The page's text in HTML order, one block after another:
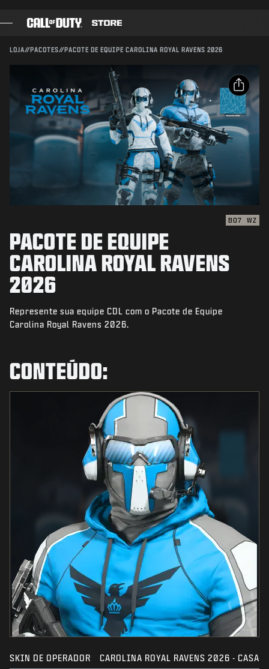
PASSE DE BATALHA
BLACKCELL
PONTOS COD
JOGOS
NOTÍCIAS
ESPORTS
ENTRAR INSCREVER-SE
LOJA//PACOTES//PACOTE DE EQUIPE CAROLINA ROYAL RAVENS 2026
Compatível com:
CONFIRMAR COMPRA
CANCELAR
A Activision pode atualizar, substituir ou remover este
conteúdo do jogo a qualquer momento.
COMPARTILHAR
E-mail
Facebook
X
Copiar link
BO7 WZ
PACOTE DE EQUIPE
CAROLINA ROYAL RAVENS
2026
Represente sua equipe CDL com o Pacote de Equipe
Carolina Royal Ravens 2026.
CONTEÚDO:
SKIN DE OPERADOR CAROLINA ROYAL RAVENS 2026 - CASA